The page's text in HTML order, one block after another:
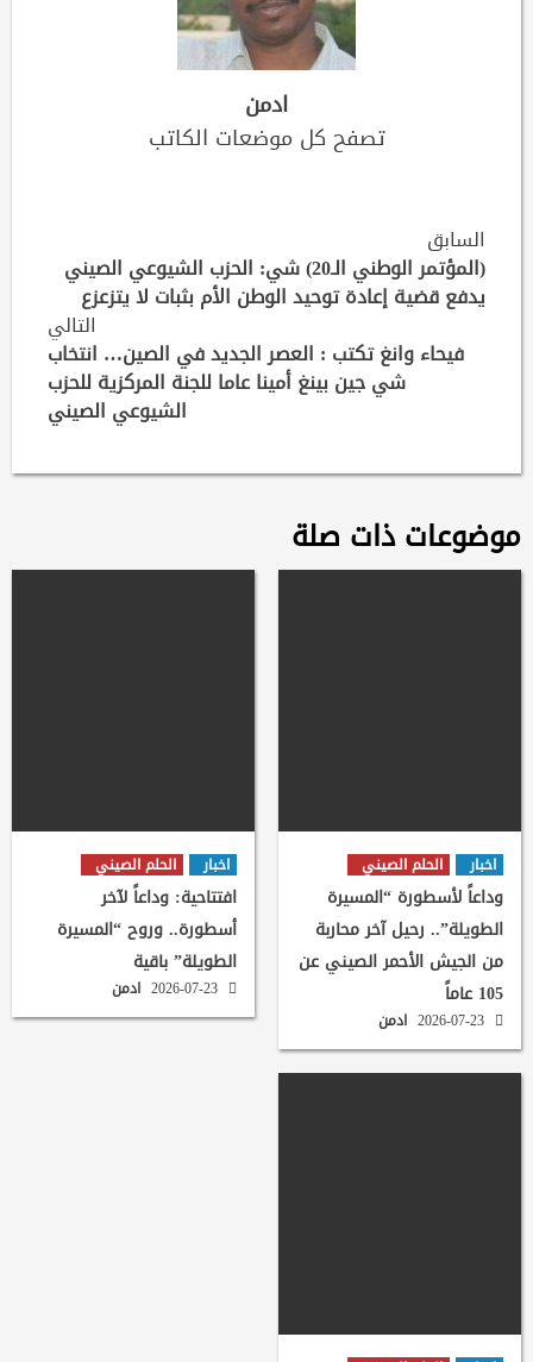
ادمن
تصفح كل موضعات الكاتب
Continue
Reading
السابق
(المؤتمر الوطني الـ20) شي: الحزب الشيوعي الصيني
يدفع قضية إعادة توحيد الوطن الأم بثبات لا يتزعزع
التالي
فيحاء وانغ تكتب : العصر الجديد في الصين… انتخاب
شي جين بينغ أمينا عاما للجنة المركزية للحزب
الشيوعي الصيني
موضوعات ذات صلة
اخبار الحلم الصيني
وداعاً لأسطورة “المسيرة
الطويلة”.. رحيل آخر محاربة
من الجيش الأحمر الصيني عن
105 عاماً
ادمن
اخبار الحلم الصيني
افتتاحية: وداعاً لآخر
أسطورة.. وروح “المسيرة
الطويلة” باقية
ادمن